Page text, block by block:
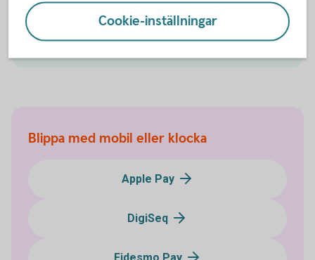
Pay kan du vända dig till Google för mer information.
Google Pay(pay.google.com)
Blippa med mobil eller klocka
Apple Pay
DigiSeq
Cookie-inställningar